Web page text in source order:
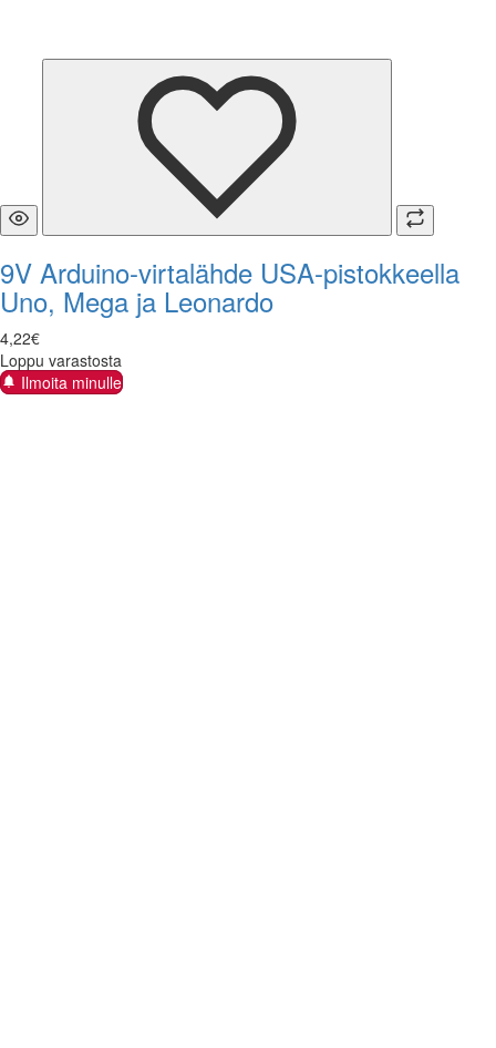
9V Arduino-virtalähde USA-pistokkeella
Uno, Mega ja Leonardo
4,22€
Loppu varastosta
Ilmoita minulle